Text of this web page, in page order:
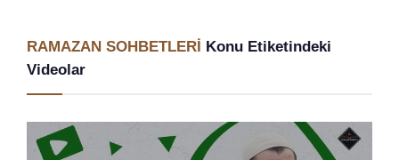
RAMAZAN SOHBETLERİ Konu Etiketindeki
Videolar